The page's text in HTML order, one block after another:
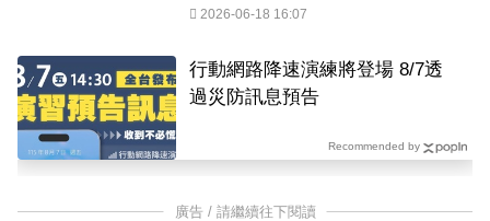
2026-06-18 16:07
行動網路降速演練將登場 8/7透
過災防訊息預告
Recommended by
廣告 / 請繼續往下閱讀